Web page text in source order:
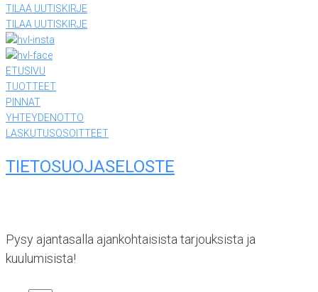
TILAA UUTISKIRJE
TILAA UUTISKIRJE
ETUSIVU
TUOTTEET
PINNAT
YHTEYDENOTTO
LASKUTUSOSOITTEET
TIETOSUOJASELOSTE
Pysy ajantasalla ajankohtaisista tarjouksista ja
kuulumisista!